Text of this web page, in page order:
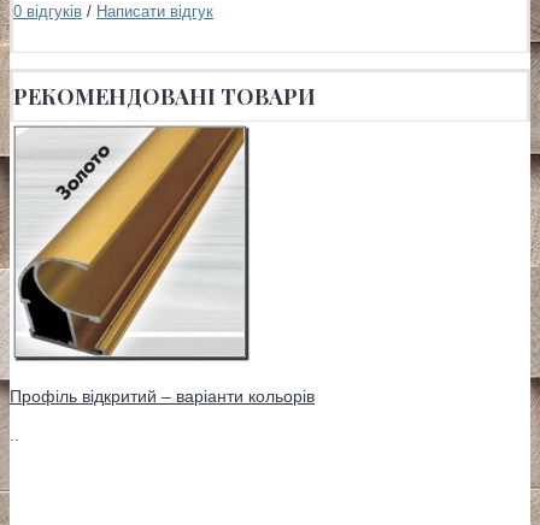
0 відгуків / Написати відгук
РЕКОМЕНДОВАНІ ТОВАРИ
Профіль відкритий – варіанти кольорів
..